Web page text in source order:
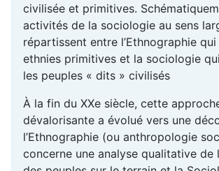
civilisée et primitives.
activités de la sociologie au sens
répartissent entre l’Ethnographie
ethnies primitives et la sociologie
les peuples « dits » civilisés
À la fin du XXe siècle, cette
dévalorisante a évolué vers une
l’Ethnographie (ou anthropologie
concerne une analyse qualitative de